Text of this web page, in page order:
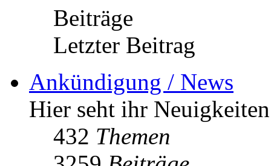
Beiträge
Letzter Beitrag
Ankündigung / News
Hier seht ihr
432 Themen